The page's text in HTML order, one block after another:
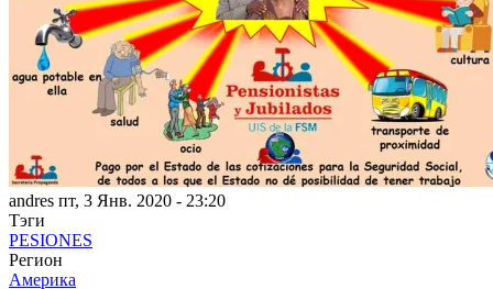
andres пт, 3 Янв. 2020 - 23:20
Тэги
PESIONES
Регион
Америка